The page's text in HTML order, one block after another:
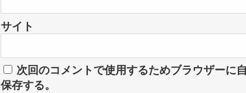
サイト
次回のコメントで使用するためブラウザーに
保存する。